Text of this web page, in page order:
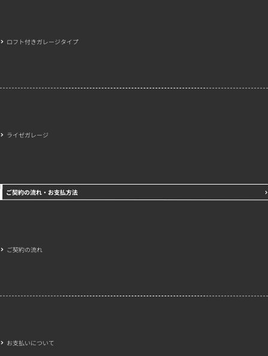
ロフト付きガレージタイプ
ライゼガレージ
ご契約の流れ・お支払方法
ご契約の流れ
お支払いについて